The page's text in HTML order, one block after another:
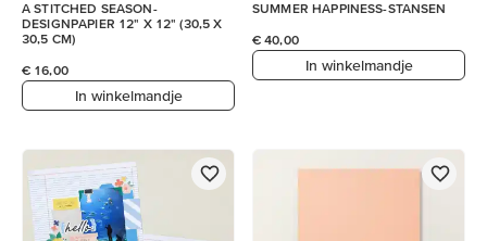
A STITCHED SEASON-
DESIGNPAPIER 12" X 12" (30,5 X
30,5 CM)
€ 16,00
In winkelmandje
SUMMER HAPPINESS-STANSEN
€ 40,00
In winkelmandje